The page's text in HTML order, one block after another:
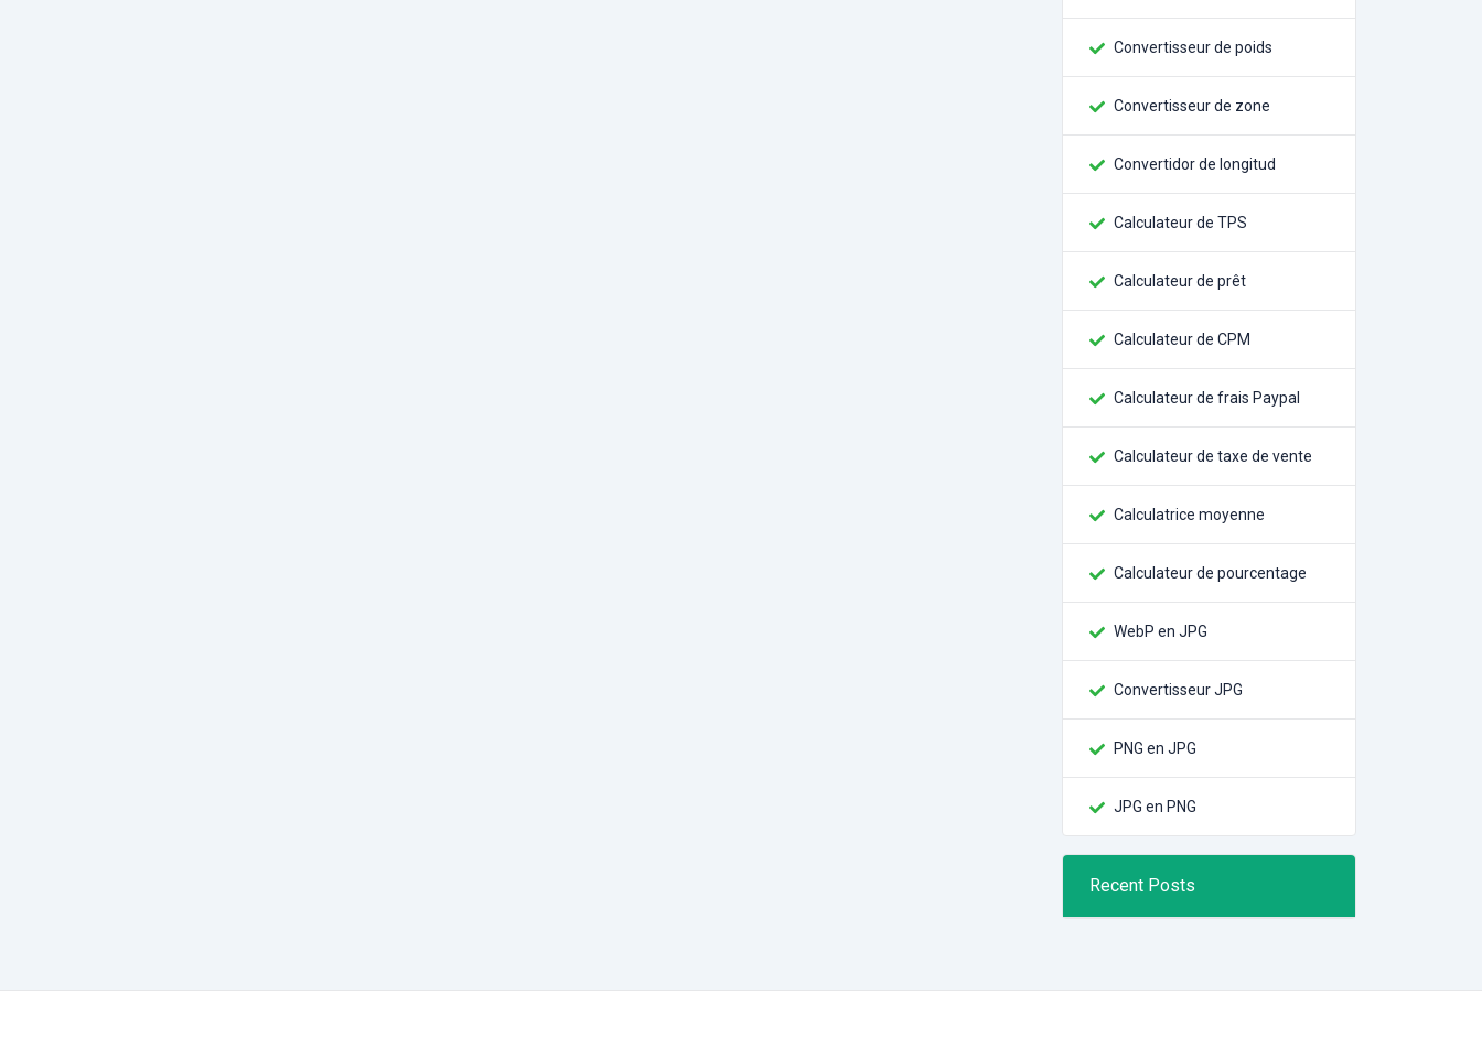
Convertisseur de poids
Convertisseur de zone
Convertidor de longitud
Calculateur de TPS
Calculateur de prêt
Calculateur de CPM
Calculateur de frais Paypal
Calculateur de taxe de vente
Calculatrice moyenne
Calculateur de pourcentage
WebP en JPG
Convertisseur JPG
PNG en JPG
JPG en PNG
Recent Posts